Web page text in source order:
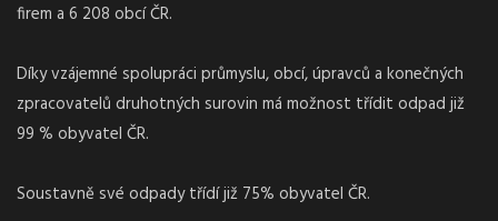
firem a 6 208 obcí ČR.
Díky vzájemné spolupráci průmyslu, obcí, úpravců a konečných
zpracovatelů druhotných surovin má možnost třídit odpad již
99 % obyvatel ČR.
Soustavně své odpady třídí již 75% obyvatel ČR.